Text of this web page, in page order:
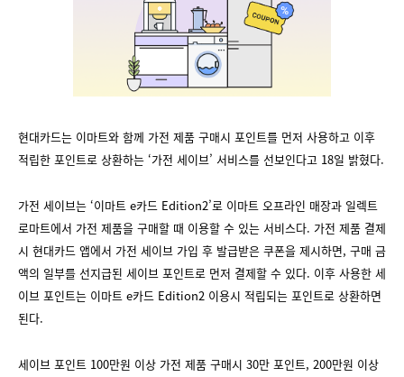
현대카드는 이마트와 함께 가전 제품 구매시 포인트를 먼저 사용하고 이후
적립한 포인트로 상환하는 ‘가전 세이브’ 서비스를 선보인다고 18일 밝혔다.
가전 세이브는 ‘이마트 e카드 Edition2’로 이마트 오프라인 매장과 일렉트
로마트에서 가전 제품을 구매할 때 이용할 수 있는 서비스다. 가전 제품 결제
시 현대카드 앱에서 가전 세이브 가입 후 발급받은 쿠폰을 제시하면, 구매 금
액의 일부를 선지급된 세이브 포인트로 먼저 결제할 수 있다. 이후 사용한 세
이브 포인트는 이마트 e카드 Edition2 이용시 적립되는 포인트로 상환하면
된다.
세이브 포인트 100만원 이상 가전 제품 구매시 30만 포인트, 200만원 이상